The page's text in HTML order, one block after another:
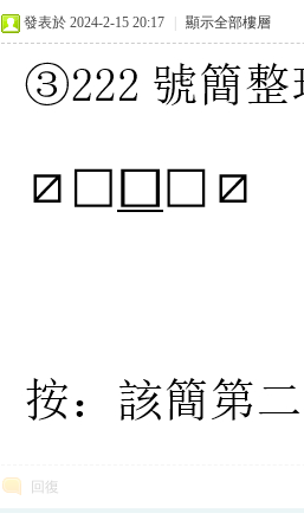
發表於 2024-2-15 20:17 顯示全部樓層
回復